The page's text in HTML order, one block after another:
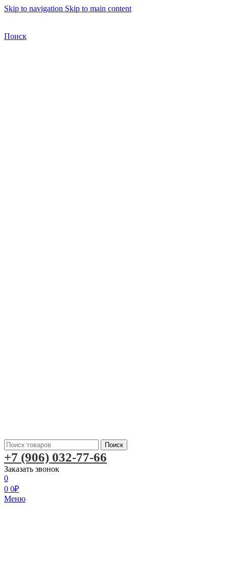
Skip to navigation Skip to main content
Поиск
Поиск
+7 (906) 032-77-66
Заказать звонок
0
0 0₽
Меню